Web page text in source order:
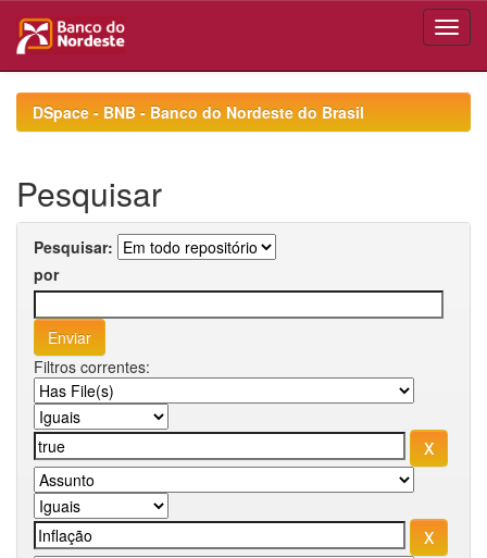
navigationDSpace - BNB - Banco do Nordeste do Brasil
Pesquisar
Pesquisar:
por
Filtros correntes: